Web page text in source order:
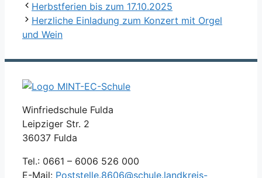
Herbstferien bis zum 17.10.2025
Herzliche Einladung zum Konzert mit Orgel
und Wein
Winfriedschule Fulda
Leipziger Str. 2
36037 Fulda
Tel.: 0661 – 6006 526 000
E-Mail: Poststelle.8606@schule.landkreis-